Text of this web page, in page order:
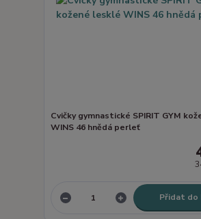
Cvičky gymnastické SPIRIT GYM
WINS 46 hnědá perleť
Přidat do